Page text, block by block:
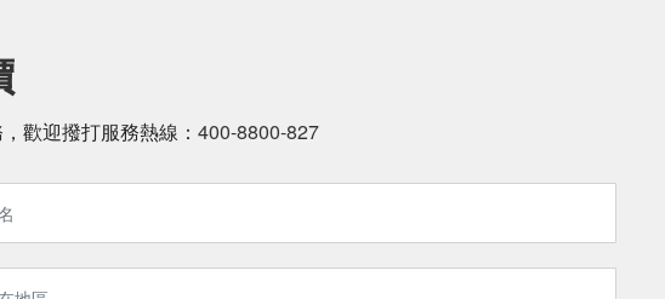
歡迎撥打服務熱線： 400-8800-827